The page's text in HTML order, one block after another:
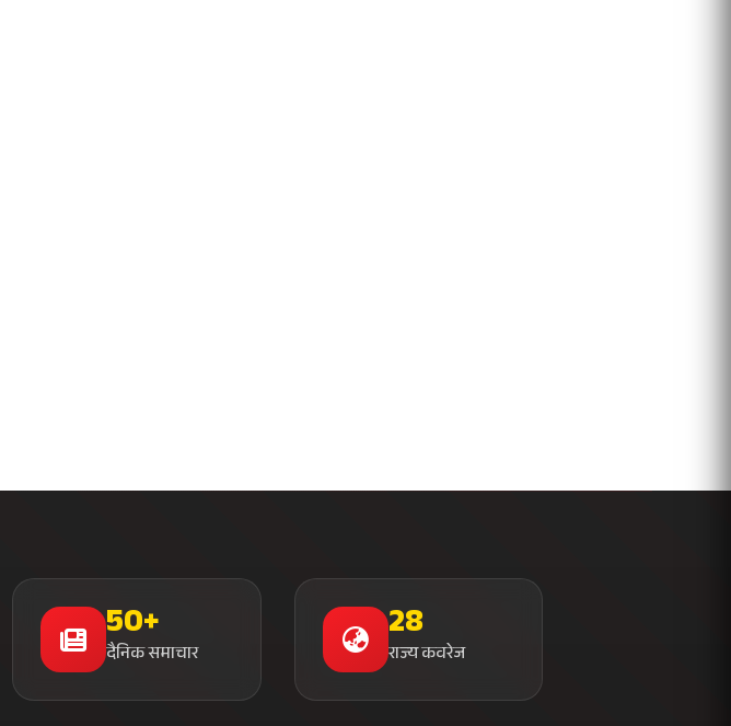
50+
दैनिक समाचार
28
राज्य कवरेज